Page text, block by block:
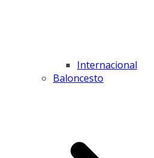
Internacional
Baloncesto